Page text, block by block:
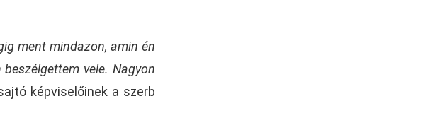
ment mindazon, amin én
vele. Nagyon
képviselőinek a szerb